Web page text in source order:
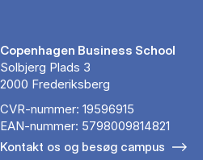
Copenhagen Business School
Solbjerg Plads 3
2000 Frederiksberg
CVR-nummer: 19596915
EAN-nummer: 5798009814821
Kontakt os og besøg campus